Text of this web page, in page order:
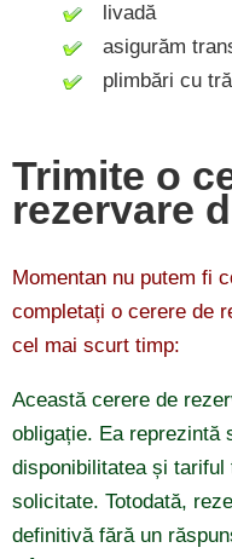
livadă
asigurăm
plimbări cu
Trimite o
rezervare
Momentan nu putem fi
completați o cerere de
cel mai scurt timp:
Această cerere de
obligație. Ea reprezintă
disponibilitatea și
solicitate. Totodată,
definitivă fără un